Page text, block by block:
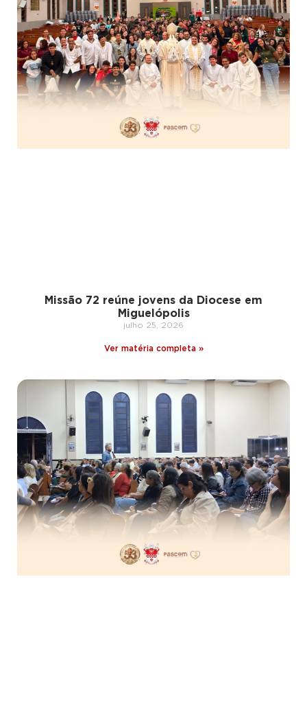
Missão 72 reúne jovens da Diocese em
Miguelópolis
julho 25, 2026
Ver matéria completa »